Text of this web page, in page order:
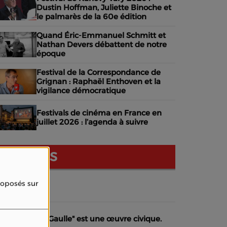
sur
Dustin Hoffman, Juliette Binoche et
le palmarès de la 60e édition
Quand Éric-Emmanuel Schmitt et
Nathan Devers débattent de notre
époque
Festival de la Correspondance de
Grignan : Raphaël Enthoven et la
vigilance démocratique
Festivals de cinéma en France en
juillet 2026 : l’agenda à suivre
NOS AVIS
Bataille de Gaulle" est une œuvre civique.